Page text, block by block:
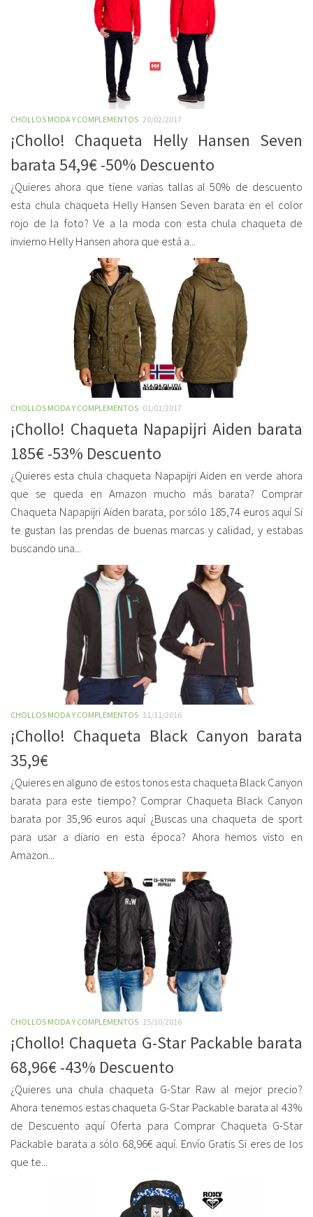
CHOLLOS MODA Y COMPLEMENTOS 20/02/2017
¡Chollo! Chaqueta Helly Hansen Seven
barata 54,9€ -50% Descuento
¿Quieres ahora que tiene varias tallas al 50% de descuento
esta chula chaqueta Helly Hansen Seven barata en el color
rojo de la foto? Ve a la moda con esta chula chaqueta de
invierno Helly Hansen ahora que está a...
CHOLLOS MODA Y COMPLEMENTOS 01/01/2017
¡Chollo! Chaqueta Napapijri Aiden barata
185€ -53% Descuento
¿Quieres esta chula chaqueta Napapijri Aiden en verde ahora
que se queda en Amazon mucho más barata? Comprar
Chaqueta Napapijri Aiden barata, por sólo 185,74 euros aquí Si
te gustan las prendas de buenas marcas y calidad, y estabas
buscando una...
CHOLLOS MODA Y COMPLEMENTOS 11/11/2016
¡Chollo! Chaqueta Black Canyon barata
35,9€
¿Quieres en alguno de estos tonos esta chaqueta Black Canyon
barata para este tiempo? Comprar Chaqueta Black Canyon
barata por 35,96 euros aquí ¿Buscas una chaqueta de sport
para usar a diario en esta época? Ahora hemos visto en
Amazon...
CHOLLOS MODA Y COMPLEMENTOS 15/10/2016
¡Chollo! Chaqueta G-Star Packable barata
68,96€ -43% Descuento
¿Quieres una chula chaqueta G-Star Raw al mejor precio?
Ahora tenemos estas chaqueta G-Star Packable barata al 43%
de Descuento aquí Oferta para Comprar Chaqueta G-Star
Packable barata a sólo 68,96€ aquí. Envío Gratis Si eres de los
que te...